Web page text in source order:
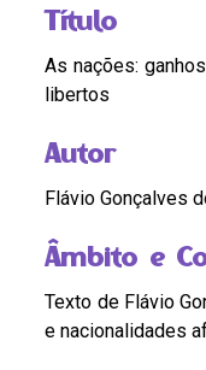
Título
As nações:
libertos
Autor
Flávio Gonçalves
Âmbito e
Texto de Flávio
e nacionalidades